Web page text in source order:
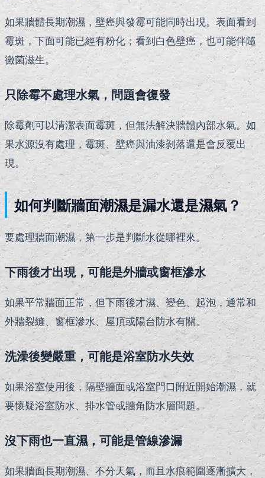
如果牆體長期潮濕，壁癌與發霉可能同時出現。表面看到
霉斑，下面可能已經有粉化；看到白色壁癌，也可能伴隨
黴菌滋生。
只除霉不處理水氣，問題會復發
除霉劑可以清潔表面霉斑，但無法解決牆體內部水氣。如
果水源沒有處理，霉斑、壁癌與油漆剝落還是會反覆出
現。
如何判斷牆面潮濕是漏水還是濕氣？
要處理牆面潮濕，第一步是判斷水從哪裡來。
下雨後才出現，可能是外牆或窗框滲水
如果平常牆面正常，但下雨後才濕、變色、起泡，通常和
外牆裂縫、窗框滲水、屋頂或陽台防水有關。
洗澡後變嚴重，可能是浴室防水失效
如果浴室使用後，隔壁牆面或浴室門口附近開始潮濕，就
要懷疑浴室防水、排水管或牆角防水層問題。
沒下雨也一直濕，可能是管線滲漏
如果牆面長期潮濕、不分天氣，而且水痕範圍逐漸擴大，